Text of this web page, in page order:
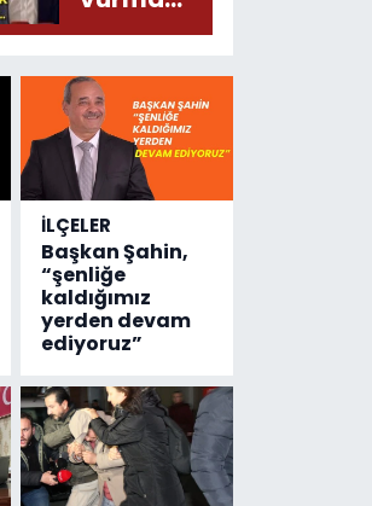
olayında
geldi...
Meğer, kan
donduracak
olaylar
olmuş...
İLÇELER
Başkan Şahin,
“şenliğe
kaldığımız
yerden devam
ediyoruz”